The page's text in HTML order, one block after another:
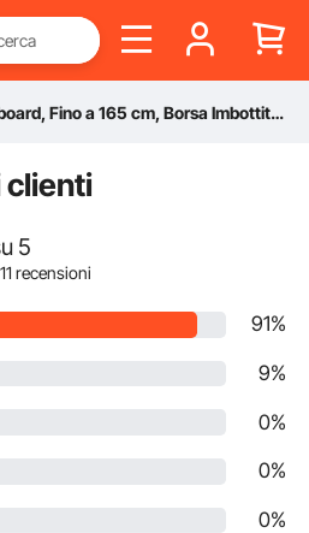
Tessuto Oxford Impermeabile 600D, con Cinghie Interne Regolabili, per Occhiali, Guanti, Casco e Scarponi Grigio
clienti
5
11 recensioni
91%
9%
0%
0%
0%